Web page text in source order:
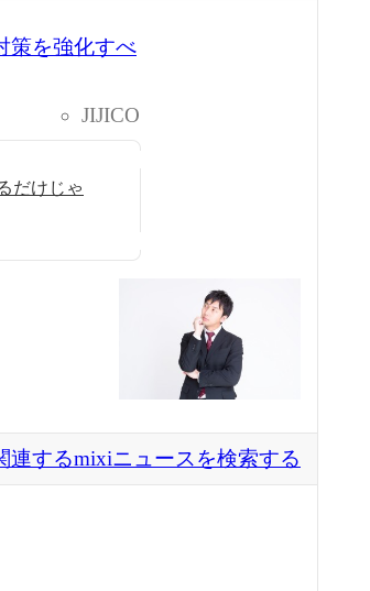
策を強化すべ
JIJICO
だけじゃ
連するmixiニュースを検索する